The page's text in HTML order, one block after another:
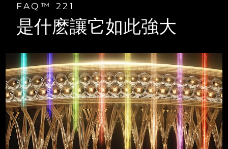
FAQ™ 221
是什麽讓它如此強大
ESPADA™ 設備
All acne treatment devices
眼部護理設備
All revitalizing eye massagers
KIWI™ 皮肤护理
Advanced pore care essentials
LUNA™ Dual-Peptide Scalp
Serum
issa™ Teeth Whitening Gel
全部購買
曼島
以色列 預計送達日期
義大利 預計送達日期 8/8/26
日本 預計送達日期8/11/26
澤西島 預計送達日期8/13/26
哈薩克 預計送達日期8/10/26